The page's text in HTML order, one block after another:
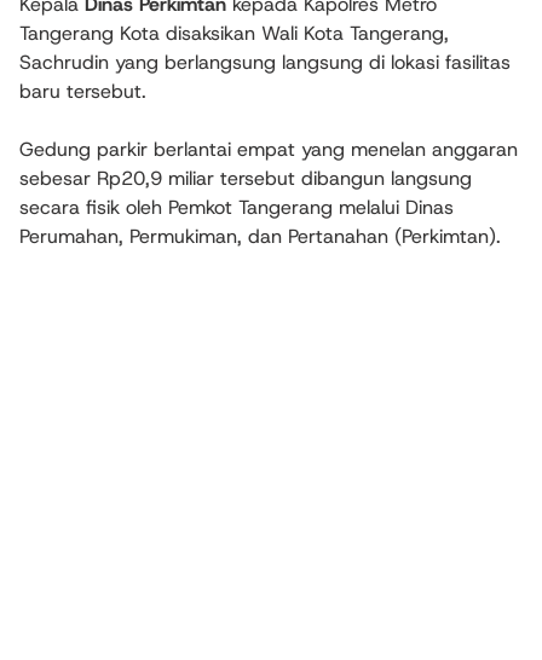
Tangerang Kota disaksikan Wali Kota Tangerang,
Sachrudin yang berlangsung langsung di lokasi fasilitas
baru tersebut.
Gedung parkir berlantai empat yang menelan anggaran
sebesar Rp20,9 miliar tersebut dibangun langsung
secara fisik oleh Pemkot Tangerang melalui Dinas
Perumahan, Permukiman, dan Pertanahan (Perkimtan).